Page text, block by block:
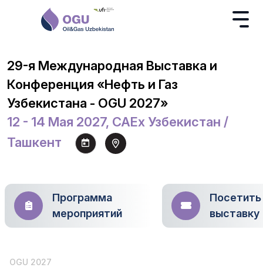
29-я Международная Выставка и
Конференция «Нефть и Газ
Узбекистана - OGU 2027»
12 - 14 Мая 2027, CAEx Узбекистан /
Ташкент
Программа
мероприятий
Посетить
выставку
OGU 2027